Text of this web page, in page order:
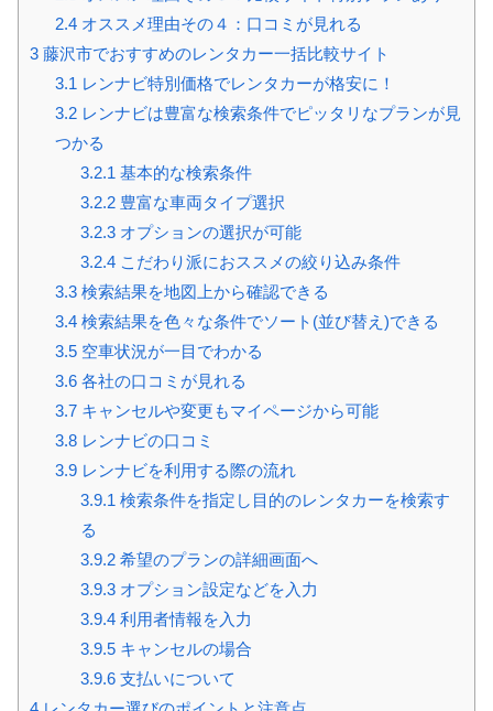
2.4オススメ理由その４：口コミが見れる
3 藤沢市でおすすめのレンタカー一括比較サイト
3.1 レンナビ特別価格でレンタカーが格安に！
3.2レンナビは豊富な検索条件でピッタリなプランが見
つかる
3.2.1 基本的な検索条件
3.2.2豊富な車両タイプ選択
3.2.3オプションの選択が可能
3.2.4こだわり派におススメの絞り込み条件
3.3検索結果を地図上から確認できる
3.4検索結果を色々な条件でソート(並び替え)できる
3.5空車状況が一目でわかる
3.6各社の口コミが見れる
3.7キャンセルや変更もマイページから可能
3.8レンナビの口コミ
3.9レンナビを利用する際の流れ
3.9.1 検索条件を指定し目的のレンタカーを検索す
る
3.9.2希望のプランの詳細画面へ
3.9.3オプション設定などを入力
3.9.4利用者情報を入力
3.9.5キャンセルの場合
3.9.6支払いについて